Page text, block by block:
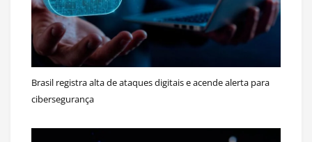
Brasil registra alta de ataques digitais e acende alerta para
cibersegurança